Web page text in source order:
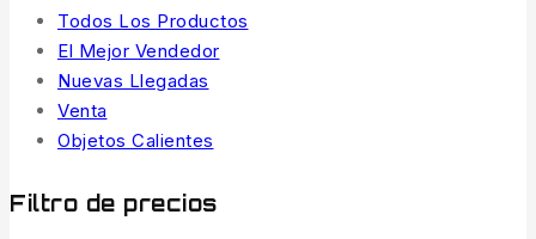
Todos Los Productos
El Mejor Vendedor
Nuevas Llegadas
Venta
Objetos Calientes
Filtro de precios